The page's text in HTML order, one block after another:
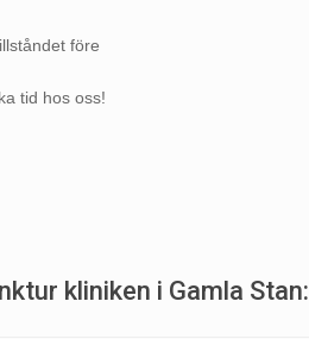
före
tid hos oss!
kliniken i Gamla Stan: